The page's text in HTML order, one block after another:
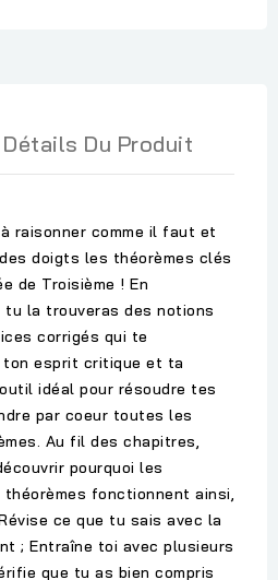
Détails Du Produit
raisonner comme il faut et
doigts les théorèmes clés
de Troisième ! En
la trouveras des notions
corrigés qui te
esprit critique et ta
idéal pour résoudre tes
par coeur toutes les
Au fil des chapitres,
pourquoi les
fonctionnent ainsi,
ce que tu sais avec la
; Entraîne toi avec plusieurs
que tu as bien compris